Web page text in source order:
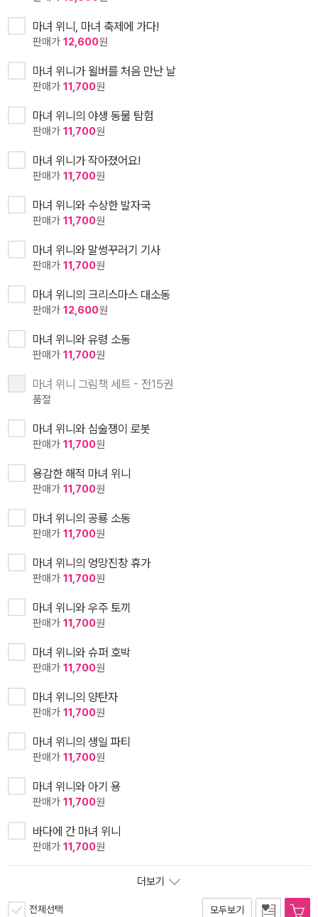
마녀 위니, 마녀 축제에 가다!
판매가 12,600원
마녀 위니가 윌버를 처음 만난 날
판매가 11,700원
마녀 위니의 야생 동물 탐험
판매가 11,700원
마녀 위니가 작아졌어요!
판매가 11,700원
마녀 위니와 수상한 발자국
판매가 11,700원
마녀 위니와 말썽꾸러기 기사
판매가 11,700원
마녀 위니의 크리스마스 대소동
판매가 12,600원
마녀 위니와 유령 소동
판매가 11,700원
마녀 위니 그림책 세트 - 전15권
품절
마녀 위니와 심술쟁이 로봇
판매가 11,700원
용감한 해적 마녀 위니
판매가 11,700원
마녀 위니의 공룡 소동
판매가 11,700원
마녀 위니의 엉망진창 휴가
판매가 11,700원
마녀 위니와 우주 토끼
판매가 11,700원
마녀 위니와 슈퍼 호박
판매가 11,700원
마녀 위니의 양탄자
판매가 11,700원
마녀 위니의 생일 파티
판매가 11,700원
마녀 위니와 아기 용
판매가 11,700원
바다에 간 마녀 위니
판매가 11,700원
더보기
전체선택 모두보기